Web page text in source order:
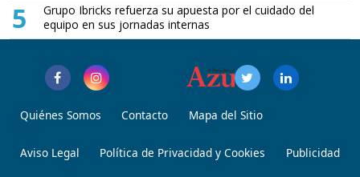
5
Grupo Ibricks refuerza su apuesta por el cuidado del
equipo en sus jornadas internas
Quiénes Somos Contacto Mapa del Sitio
Aviso Legal Política de Privacidad y Cookies Publicidad